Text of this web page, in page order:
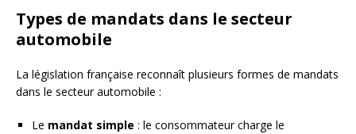
Types de mandats dans le secteur
automobile
La législation française reconnaît plusieurs formes de mandats
dans le secteur automobile :
Le mandat simple : le consommateur charge le